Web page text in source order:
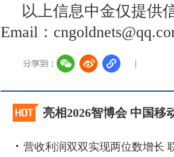
以上信息中金仅提供
Email：
亮相2026智博会 中国移
营收利润双双实现两位数增长